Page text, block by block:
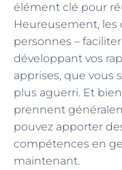
élément clé pour
Heureusement,
personnes –
développant vos
apprises, que vous
plus aguerri. Et
prennent
pouvez apporter
compétences en
maintenant.